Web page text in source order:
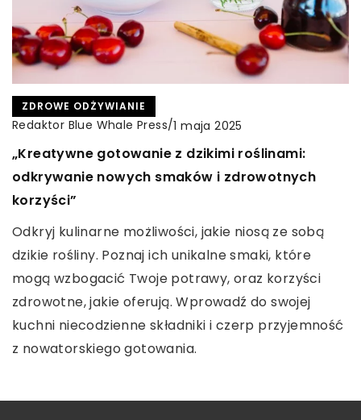
INNE
Redaktor Blue Whale Press/11 grudnia 2023
Jak wybrać odpowiedni system zabezpieczeń
dla domu czy firmy – praktyczne porady
Zastanawiasz się, jak zabezpieczyć dom lub firmę?
Artykuł zawiera praktyczne porady dotyczące
wyboru odpowiedniego systemu zabezpieczeń.
ZDROWE ODŻYWIANIE
Redaktor Blue Whale Press/1 maja 2025
„Kreatywne gotowanie z dzikimi roślinami:
odkrywanie nowych smaków i zdrowotnych
korzyści”
Odkryj kulinarne możliwości, jakie niosą ze sobą
dzikie rośliny. Poznaj ich unikalne smaki, które
mogą wzbogacić Twoje potrawy, oraz korzyści
zdrowotne, jakie oferują. Wprowadź do swojej
kuchni niecodzienne składniki i czerp przyjemność
z nowatorskiego gotowania.
INNE
Redaktor Blue Whale Press/16 kwietnia 2024
Poradnik wyboru odpowiedniego sprzętu
biurowego dla Twojej firmy
Odkryj najważniejsze kryteria i aspekty wyboru
sprzętu biurowego, które pomogą
zoptymalizować pracę w Twojej firmie. Sięgnij po
sprawdzone porady i wskazówki.